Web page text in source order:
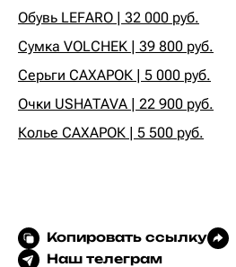
Обувь LEFARO | 32 000 руб.
Сумка VOLCHEK | 39 800 руб.
Серьги САХАРОК | 5 000 руб.
Очки USHATAVA | 22 900 руб.
Колье САХАРОК | 5 500 руб.
Копировать ссылку
Наш телеграм